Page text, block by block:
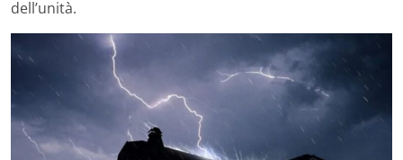
dell’unità.